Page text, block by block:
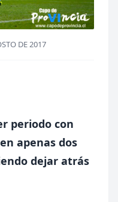
DE 2017
periodo con
apenas dos
dejar atrás